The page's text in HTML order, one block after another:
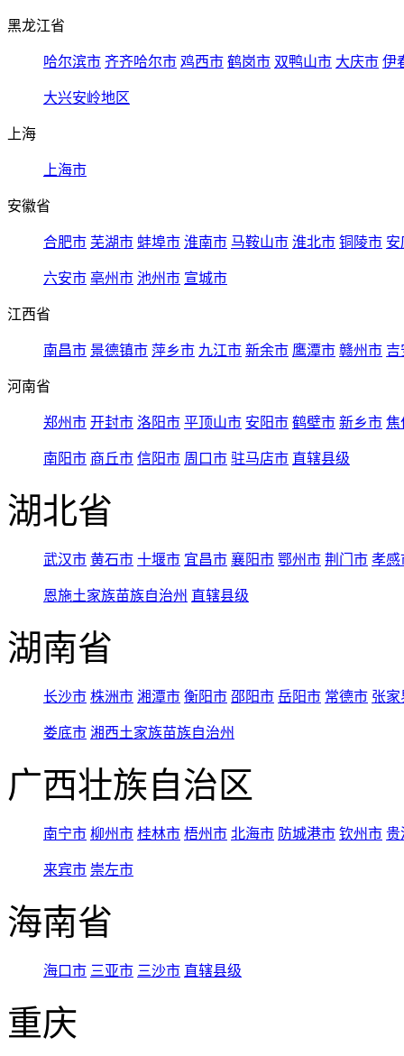
黑龙江省
哈尔滨市 齐齐哈尔市 鸡西市 鹤岗市 双鸭山市 大庆市 伊
大兴安岭地区
上海
上海市
安徽省
合肥市 芜湖市 蚌埠市 淮南市 马鞍山市 淮北市 铜陵市 安
六安市 亳州市 池州市 宣城市
江西省
南昌市 景德镇市 萍乡市 九江市 新余市 鹰潭市 赣州市 吉
河南省
郑州市 开封市 洛阳市 平顶山市 安阳市 鹤壁市 新乡市 焦
南阳市 商丘市 信阳市 周口市 驻马店市 直辖县级
湖北省
武汉市 黄石市 十堰市 宜昌市 襄阳市 鄂州市 荆门市 孝感
恩施土家族苗族自治州 直辖县级
湖南省
长沙市 株洲市 湘潭市 衡阳市 邵阳市 岳阳市 常德市 张家
娄底市 湘西土家族苗族自治州
广西壮族自治区
南宁市 柳州市 桂林市 梧州市 北海市 防城港市 钦州市 贵
来宾市 崇左市
海南省
海口市 三亚市 三沙市 直辖县级
重庆